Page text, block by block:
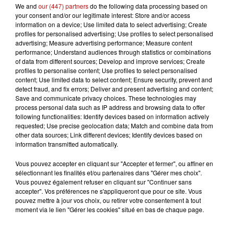
sel fin
1 cuil. à café de paprika en poudre
Préparation:
Dans le bol d’un mixeur, réunir l’ail haché, le
gingembre râpé, le nuoc mam, le poisson en
morceaux, 10 brins de coriandre haché et mixer
rapidement.
Assaisonner en sel et paprika et mixer juste assez
pour obtenir une pâte. Incorporer l’oignon ciselé
sans mixer.
Placer 30 minutes au frais puis former des galettes.
minutes les beignets. Égoutter sur du papier
absorbant.
Servir avec la sauce piquante et quelques quartiers
de citron vert.
We and our (447) partnersdo the following data processing based on
your consent and/or our legitimate interest: Store and/or access
information on a device; Use limited data to select advertising; Create
profiles for personalised advertising; Use profiles to select personalised
advertising; Measure advertising performance; Measure content
performance; Understand audiences through statistics or combinations
of data from different sources; Develop and improve services; Create
profiles to personalise content; Use profiles to select personalised
content; Use limited data to select content; Ensure security, prevent and
detect fraud, and fix errors; Deliver and present advertising and content;
Save and communicate privacy choices. These technologies may
process personal data such as IP address and browsing data to offer
following functionalities: Identify devices based on information actively
requested; Use precise geolocation data; Match and combine data from
other data sources; Link different devices; Identify devices based on
information transmitted automatically.
Vous pouvez accepter en cliquant sur "Accepter et fermer", ou affiner en
sélectionnant les finalités et/ou partenaires dans "Gérer mes choix".
Vous pouvez également refuser en cliquant sur "Continuer sans
accepter". Vos préférences ne s'appliqueront que pour ce site. Vous
pouvez mettre à jour vos choix, ou retirer votre consentement à tout
moment via le lien "Gérer les cookies" situé en bas de chaque page.